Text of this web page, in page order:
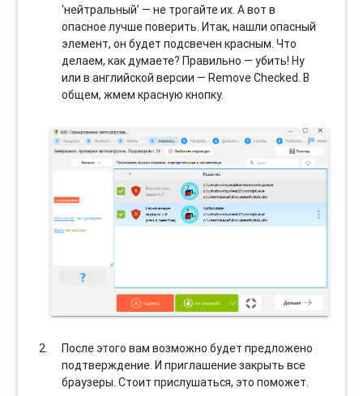
‘нейтральный’ — не трогайте их. А вот в
опасное лучше поверить. Итак, нашли опасный
элемент, он будет подсвечен красным. Что
делаем, как думаете? Правильно — убить! Ну
или в английской версии — Remove Checked. В
общем, жмем красную кнопку.
После этого вам возможно будет предложено
подтверждение. И приглашение закрыть все
браузеры. Стоит прислушаться, это поможет.